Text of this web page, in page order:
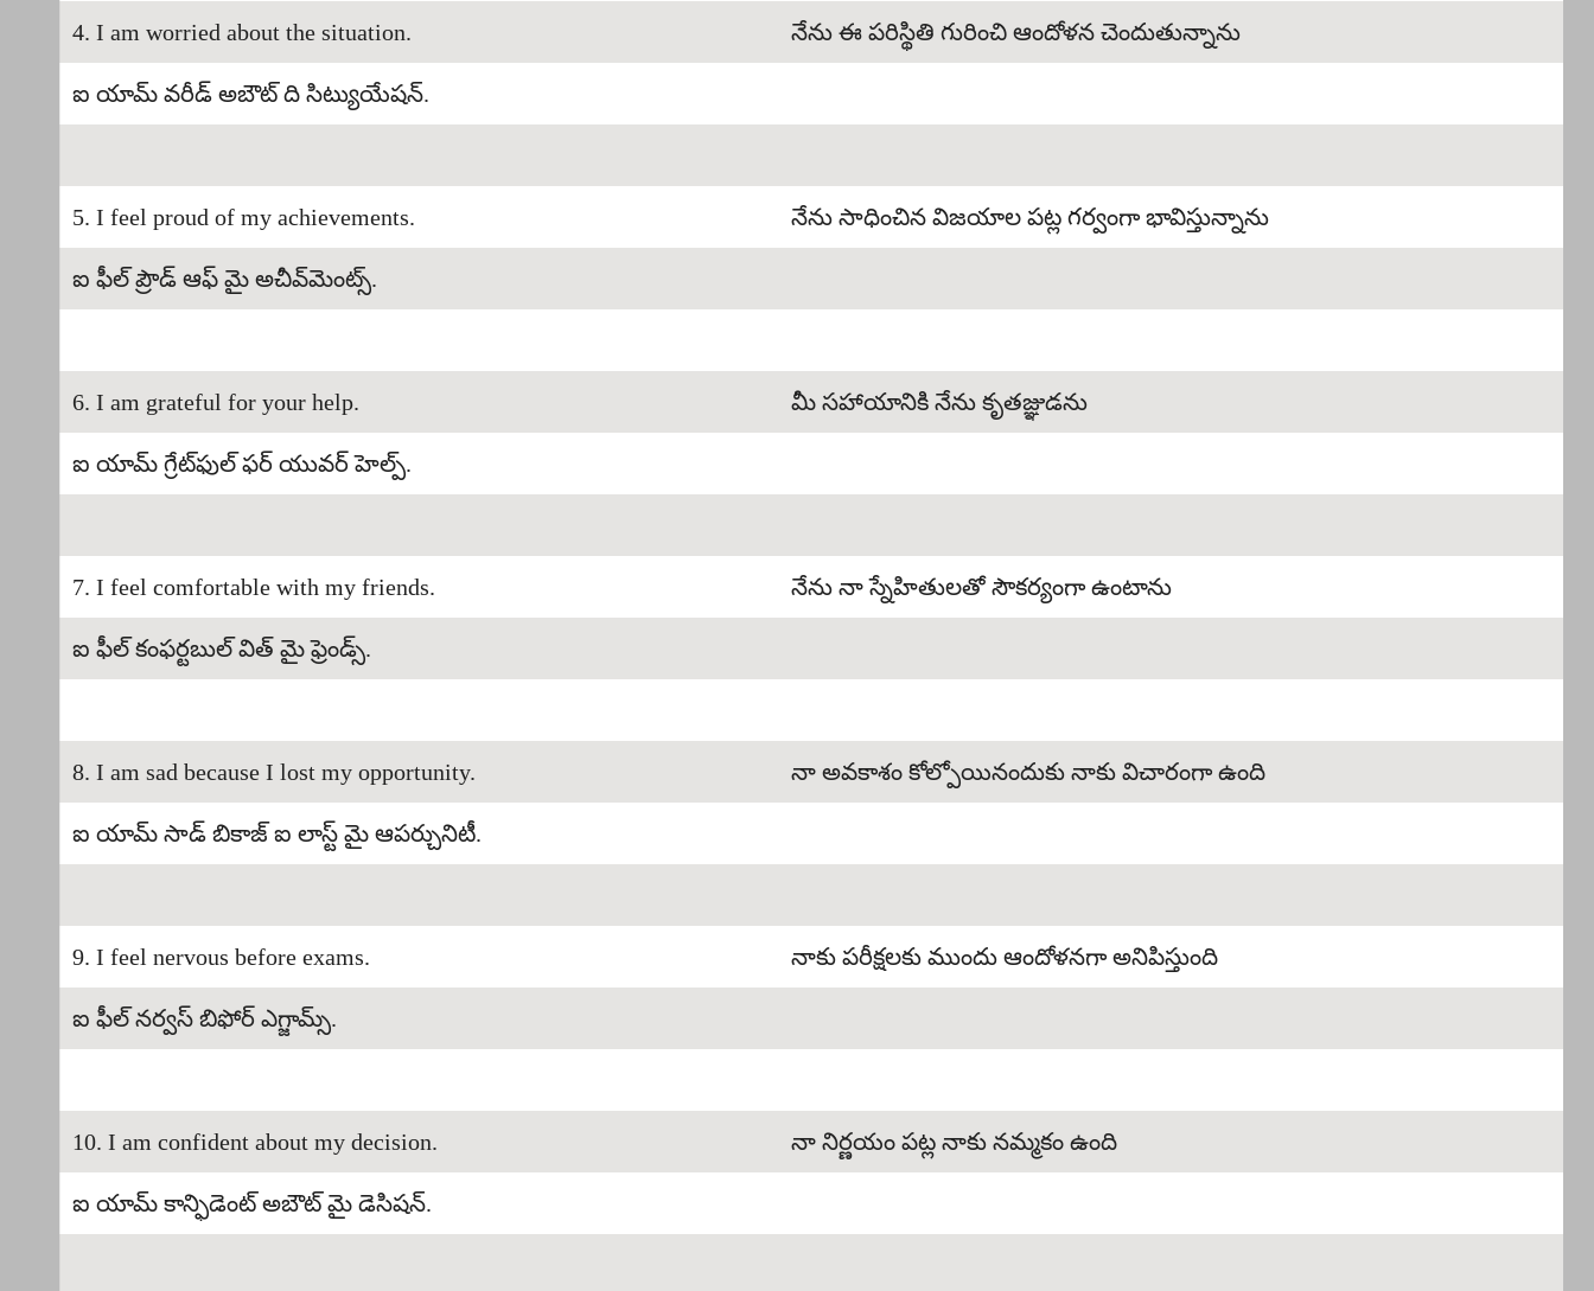
4. I am worried about the situation. నేను ఈ పరిస్థితి గురించి ఆందోళన చెందుతున్నాను
ఐ యామ్ వరీడ్ అబౌట్ ది సిట్యుయేషన్.
5. I feel proud of my achievements. నేను సాధించిన విజయాల పట్ల గర్వంగా భావిస్తున్నాను
ఐ ఫీల్ ప్రౌడ్ ఆఫ్ మై అచీవ్‌మెంట్స్.
6. I am grateful for your help. మీ సహాయానికి నేను కృతజ్ఞుడను
ఐ యామ్ గ్రేట్‌ఫుల్ ఫర్ యువర్ హెల్ప్.
7. I feel comfortable with my friends. నేను నా స్నేహితులతో సౌకర్యంగా ఉంటాను
ఐ ఫీల్ కంఫర్టబుల్ విత్ మై ఫ్రెండ్స్.
8. I am sad because I lost my opportunity. నా అవకాశం కోల్పోయినందుకు నాకు విచారంగా ఉంది
ఐ యామ్ సాడ్ బికాజ్ ఐ లాస్ట్ మై ఆపర్చునిటీ.
9. I feel nervous before exams. నాకు పరీక్షలకు ముందు ఆందోళనగా అనిపిస్తుంది
ఐ ఫీల్ నర్వస్ బిఫోర్ ఎగ్జామ్స్.
10. I am confident about my decision. నా నిర్ణయం పట్ల నాకు నమ్మకం ఉంది
ఐ యామ్ కాన్ఫిడెంట్ అబౌట్ మై డెసిషన్.